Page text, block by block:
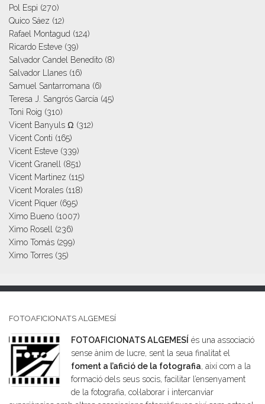
Pol Espi (270)
Quico Sáez (12)
Rafael Montagud (124)
Ricardo Esteve (39)
Salvador Candel Benedito (8)
Salvador Llanes (16)
Samuel Santarromana (6)
Teresa J. Sangrós García (45)
Toni Roig (310)
Vicent Banyuls Ω (312)
Vicent Conti (165)
Vicent Esteve (339)
Vicent Granell (851)
Vicent Martinez (115)
Vicent Morales (118)
Vicent Piquer (695)
Ximo Bueno (1007)
Ximo Rosell (236)
Ximo Tomás (299)
Ximo Torres (35)
FOTOAFICIONATS ALGEMESÍ
FOTOAFICIONATS ALGEMESÍ és una associació
sense ànim de lucre, sent la seua finalitat el
foment a l’afició de la fotografia, així com a la
formació dels seus socis, facilitar l’ensenyament
de la fotografia, col·laborar i intercanviar